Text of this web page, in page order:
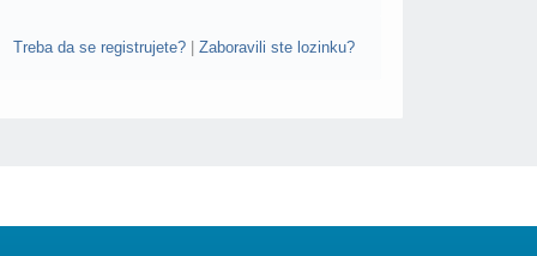
Treba da se registrujete?| Zaboravili ste lozinku?